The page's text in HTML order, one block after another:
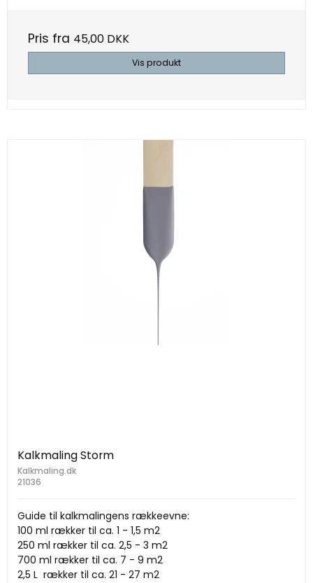
Pris fra 45,00 DKK
Vis produkt
Kalkmaling Storm
Kalkmaling.dk
21036
Guide til kalkmalingens rækkeevne:
100 ml rækker til ca. 1 - 1,5 m2
250 ml rækker til ca. 2,5 - 3 m2
700 ml rækker til ca. 7 - 9 m2
2,5 L rækker til ca. 21 - 27 m2